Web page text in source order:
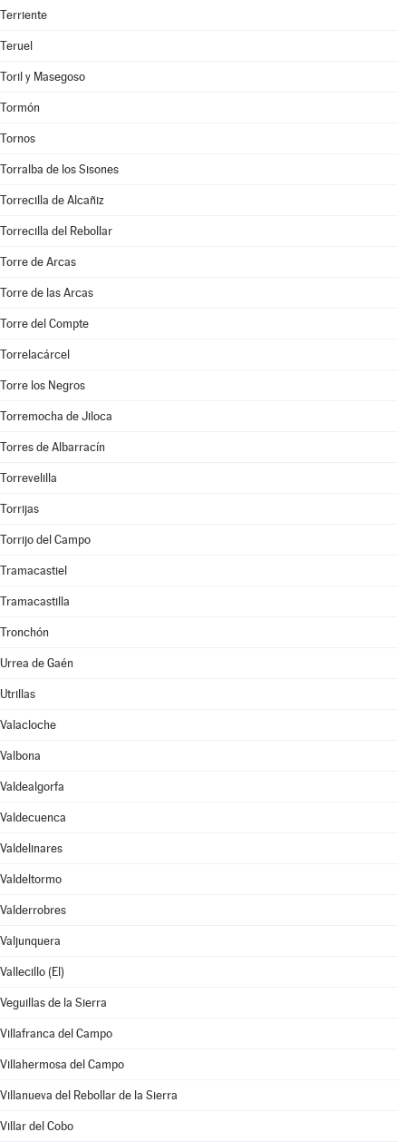
Terriente
Teruel
Toril y Masegoso
Tormón
Tornos
Torralba de los Sisones
Torrecilla de Alcañiz
Torrecilla del Rebollar
Torre de Arcas
Torre de las Arcas
Torre del Compte
Torrelacárcel
Torre los Negros
Torremocha de Jiloca
Torres de Albarracín
Torrevelilla
Torrijas
Torrijo del Campo
Tramacastiel
Tramacastilla
Tronchón
Urrea de Gaén
Utrillas
Valacloche
Valbona
Valdealgorfa
Valdecuenca
Valdelinares
Valdeltormo
Valderrobres
Valjunquera
Vallecillo (El)
Veguillas de la Sierra
Villafranca del Campo
Villahermosa del Campo
Villanueva del Rebollar de la Sierra
Villar del Cobo